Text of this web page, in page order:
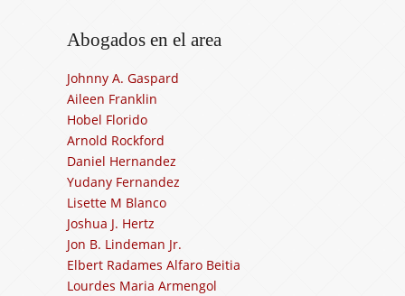
Abogados en el area
Johnny A. Gaspard
Aileen Franklin
Hobel Florido
Arnold Rockford
Daniel Hernandez
Yudany Fernandez
Lisette M Blanco
Joshua J. Hertz
Jon B. Lindeman Jr.
Elbert Radames Alfaro Beitia
Lourdes Maria Armengol